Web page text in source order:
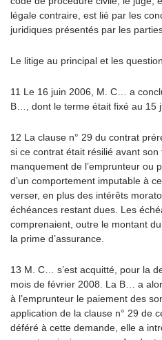
légale contraire, est lié par les
juridiques présentés par les
Le litige au principal et les
11 Le 16 juin 2006, M. C… a
B…, dont le terme était fixé au 15
12 La clause n° 29 du contrat
si ce contrat était résilié avant son
manquement de l’emprunteur ou
d’un comportement imputable à
verser, en plus des intérêts
échéances restant dues. Les
comprenaient, outre le montant
la prime d’assurance.
13 M. C… s’est acquitté, pour la
mois de février 2008. La B… a
à l’emprunteur le paiement des
application de la clause n° 29 de
déféré à cette demande, elle a